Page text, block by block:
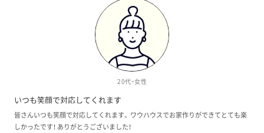
20代・女性
いつも笑顔で対応してくれます
皆さんいつも笑顔で対応してくれます。 ワウハウスでお家作りができてとても楽
しかったです！ ありがとうございました！